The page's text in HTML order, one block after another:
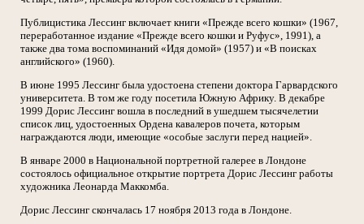
Публицистика Лессинг включает книги «Прежде всего кошки» (1967,
переработанное издание «Прежде всего кошки и Руфус», 1991), а
также два тома воспоминаний «Идя домой» (1957) и «В поисках
английского» (1960).
В июне 1995 Лессинг была удостоена степени доктора Гарвардского
университета. В том же году посетила Южную Африку. В декабре
1999 Дорис Лессинг вошла в последний в ушедшем тысячелетии
список лиц, удостоенных Ордена кавалеров почета, которым
награждаются люди, имеющие «особые заслуги перед нацией».
В январе 2000 в Национальной портретной галерее в Лондоне
состоялось официальное открытие портрета Дорис Лессинг работы
художника Леонарда Маккомба.
Дорис Лессинг скончалась 17 ноября 2013 года в Лондоне.